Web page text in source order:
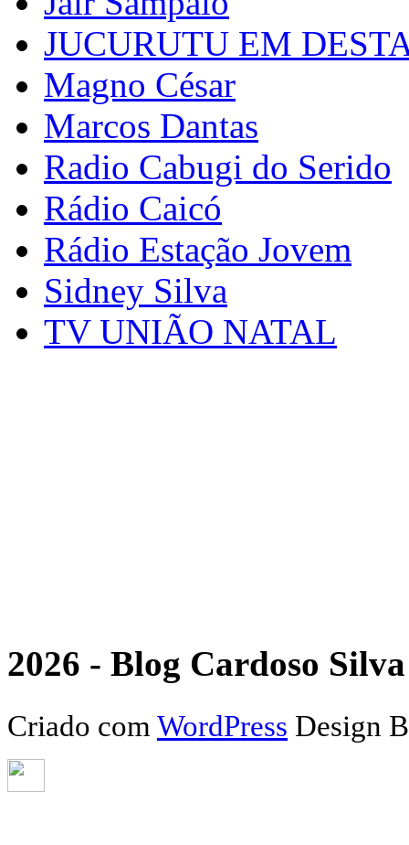
JUCURUTU EM
Magno César
Marcos Dantas
Radio Cabugi do Serido
Rádio Caicó
Rádio Estação Jovem
Sidney Silva
TV UNIÃO NATAL
2026 - Blog Cardoso
Criado com WordPress Design